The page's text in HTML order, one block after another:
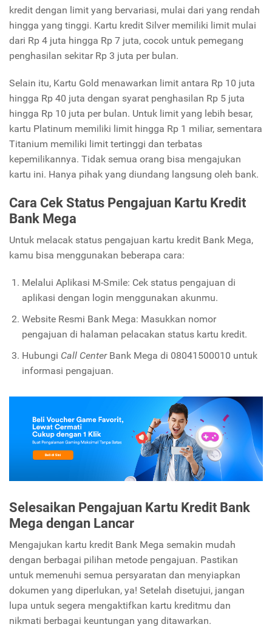
kredit dengan limit yang bervariasi, mulai dari yang rendah
hingga yang tinggi. Kartu kredit Silver memiliki limit mulai
dari Rp 4 juta hingga Rp 7 juta, cocok untuk pemegang
penghasilan sekitar Rp 3 juta per bulan.
Selain itu, Kartu Gold menawarkan limit antara Rp 10 juta
hingga Rp 40 juta dengan syarat penghasilan Rp 5 juta
hingga Rp 10 juta per bulan. Untuk limit yang lebih besar,
kartu Platinum memiliki limit hingga Rp 1 miliar, sementara
Titanium memiliki limit tertinggi dan terbatas
kepemilikannya. Tidak semua orang bisa mengajukan
kartu ini. Hanya pihak yang diundang langsung oleh bank.
Cara Cek Status Pengajuan Kartu Kredit
Bank Mega
Untuk melacak status pengajuan kartu kredit Bank Mega,
kamu bisa menggunakan beberapa cara:
Melalui Aplikasi M-Smile: Cek status pengajuan di
aplikasi dengan login menggunakan akunmu.
Website Resmi Bank Mega: Masukkan nomor
pengajuan di halaman pelacakan status kartu kredit.
Hubungi Call Center Bank Mega di 08041500010 untuk
informasi pengajuan.
Selesaikan Pengajuan Kartu Kredit Bank
Mega dengan Lancar
Mengajukan kartu kredit Bank Mega semakin mudah
dengan berbagai pilihan metode pengajuan. Pastikan
untuk memenuhi semua persyaratan dan menyiapkan
dokumen yang diperlukan, ya! Setelah disetujui, jangan
lupa untuk segera mengaktifkan kartu kreditmu dan
nikmati berbagai keuntungan yang ditawarkan.